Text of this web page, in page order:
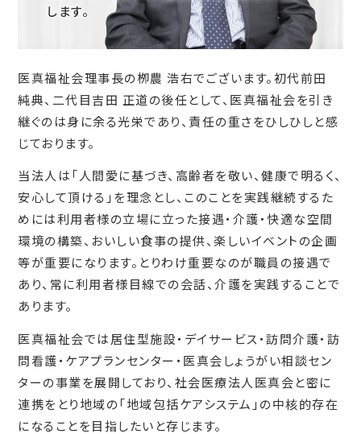
します。
医真福祉会理事長の栁農 浩右でございます。初代前田
純典、二代目吉田 正道の後任として、医真福祉会を引き
継ぐのは身に余る光栄であり、責任の重さをひしひしと感
じております。
当法人は「人間愛に基づき、高齢者を敬い、健康で明るく、
安心して頂ける」を理念とし、このことを実践継続するた
めには利用者様の立場に立った接遇・介護・快適な空間
環境の構築、おいしい食事の提供、楽しいイベントの企画
等が重要になります。とりわけ重要なのが職員の接遇で
あり、常に利用者様目線での会話、介護を実践することで
あります。
医真福祉会では居住型施設・デイサービス・訪問介護・訪
問看護・ケアプランセンター・医真会しょうがい相談セン
ターの事業を展開しており、社会医療法人医真会と密に
連携をとり地域の「地域包括ケアシステム」の中核的存在
になることを目指したいと存じます。